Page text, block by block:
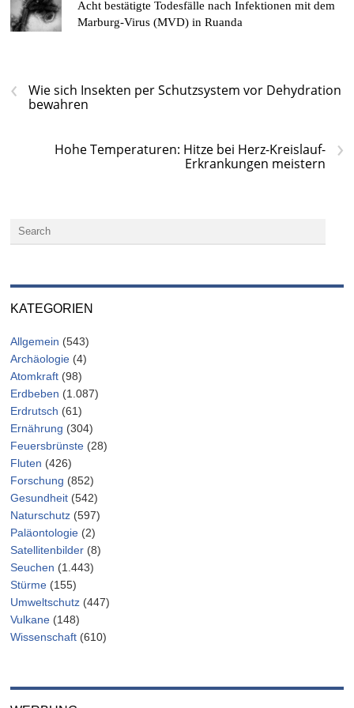
Acht bestätigte Todesfälle nach Infektionen mit dem
Marburg-Virus (MVD) in Ruanda
‹
Wie sich Insekten per Schutzsystem vor Dehydration
bewahren
›
Hohe Temperaturen: Hitze bei Herz-Kreislauf-
Erkrankungen meistern
KATEGORIEN
Allgemein (543)
Archäologie (4)
Atomkraft (98)
Erdbeben (1.087)
Erdrutsch (61)
Ernährung (304)
Feuersbrünste (28)
Fluten (426)
Forschung (852)
Gesundheit (542)
Naturschutz (597)
Paläontologie (2)
Satellitenbilder (8)
Seuchen (1.443)
Stürme (155)
Umweltschutz (447)
Vulkane (148)
Wissenschaft (610)